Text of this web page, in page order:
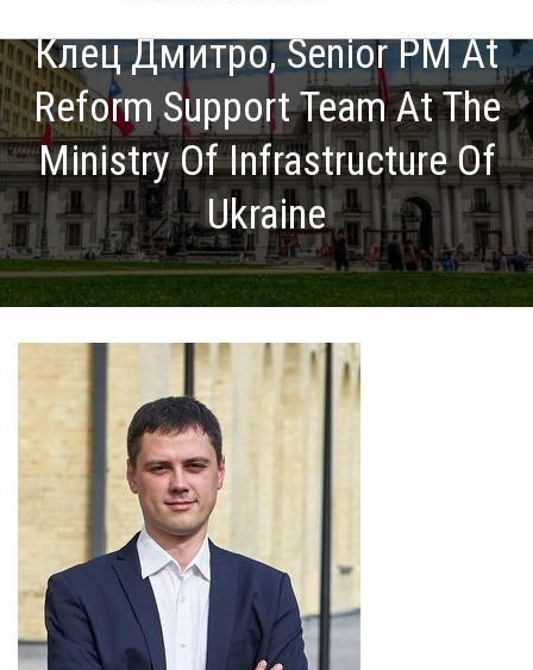
Клец Дмитро, Senior PM At
Reform Support Team At The
Ministry Of Infrastructure Of
Ukraine